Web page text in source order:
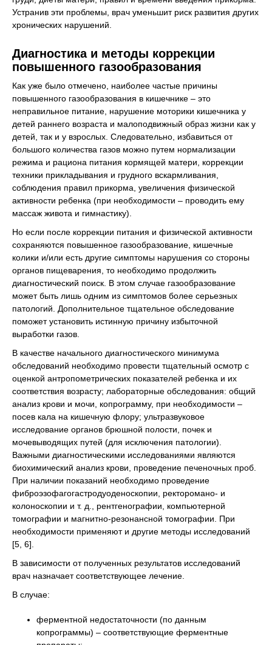
Устранив эти проблемы, врач уменьшит риск развития других
хронических нарушений.
Диагностика и методы коррекции
повышенного газообразования
Как уже было отмечено, наиболее частые причины
повышенного газообразования в кишечнике – это
неправильное питание, нарушение моторики кишечника у
детей раннего возраста и малоподвижный образ жизни как у
детей, так и у взрослых. Следовательно, избавиться от
большого количества газов можно путем нормализации
режима и рациона питания кормящей матери, коррекции
техники прикладывания и грудного вскармливания,
соблюдения правил прикорма, увеличения физической
активности ребенка (при необходимости – проводить ему
массаж живота и гимнастику).
Но если после коррекции питания и физической активности
сохраняются повышенное газообразование, кишечные
колики и/или есть другие симптомы нарушения со стороны
органов пищеварения, то необходимо продолжить
диагностический поиск. В этом случае газообразование
может быть лишь одним из симптомов более серьезных
патологий. Дополнительное тщательное обследование
поможет установить истинную причину избыточной
выработки газов.
В качестве начального диагностического минимума
обследований необходимо провести тщательный осмотр с
оценкой антропометрических показателей ребенка и их
соответствия возрасту; лабораторные обследования: общий
анализ крови и мочи, копрограмму, при необходимости –
посев кала на кишечную флору; ультразвуковое
исследование органов брюшной полости, почек и
мочевыводящих путей (для исключения патологии).
Важными диагностическими исследованиями являются
биохимический анализ крови, проведение печеночных проб.
При наличии показаний необходимо проведение
фиброэзофагогастродуоденоскопии, ректоромано- и
колоноскопии и т. д., рентгенографии, компьютерной
томографии и магнитно-резонансной томографии. При
необходимости применяют и другие методы исследований
[5, 6].
В зависимости от полученных результатов исследований
врач назначает соответствующее лечение.
В случае:
ферментной недостаточности (по данным
копрограммы) – соответствующие ферментные